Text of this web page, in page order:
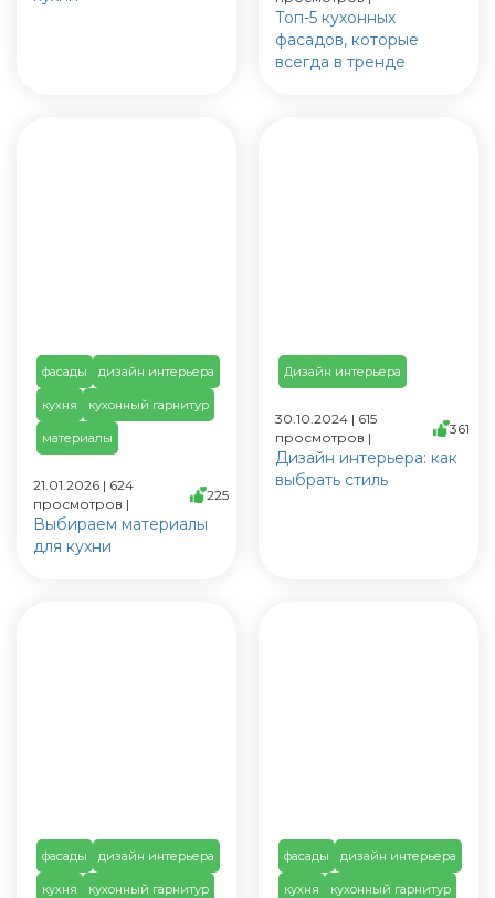
Топ-5 кухонных
фасадов, которые
всегда в тренде
фасады дизайн интерьера
кухня кухонный гарнитур
материалы
21.01.2026 | 624
просмотров |
225
Выбираем материалы
для кухни
Дизайн интерьера
30.10.2024 | 615
просмотров |
361
Дизайн интерьера: как
выбрать стиль
фасады дизайн интерьера
кухня кухонный гарнитур
фасады дизайн интерьера
кухня кухонный гарнитур